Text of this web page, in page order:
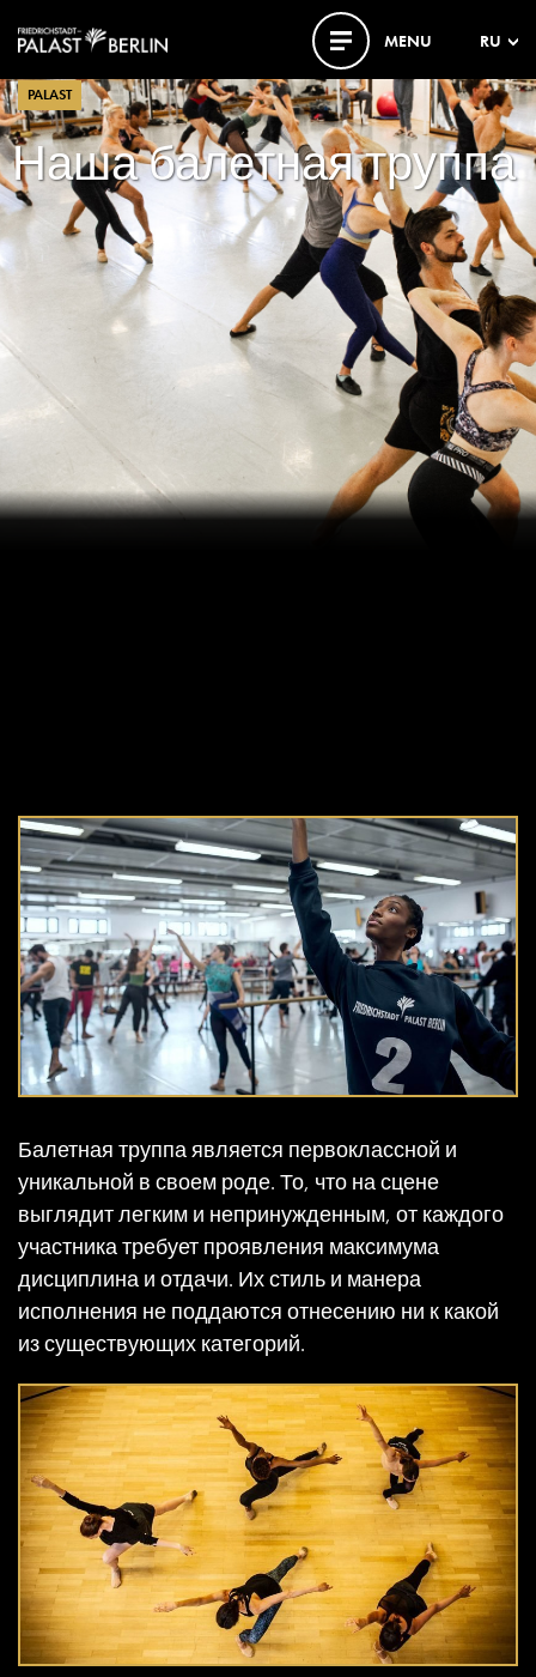
MENU RU
PALAST
Наша балетная труппа
Балетная труппа является первоклассной и
уникальной в своем роде. То, что на сцене
выглядит легким и непринужденным, от каждого
участника требует проявления максимума
дисциплина и отдачи. Их стиль и манера
исполнения не поддаются отнесению ни к какой
из существующих категорий.